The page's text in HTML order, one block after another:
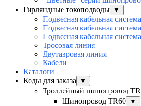
Гирляндные токоподводы
▼
Подвесная кабельная
Подвесная кабельная
Подвесная кабельная
Тросовая линия
Двутавровая линия
Кабели
Каталоги
Коды для заказа
▼
Троллейный шинопровод
Шинопровод TR60 ▼